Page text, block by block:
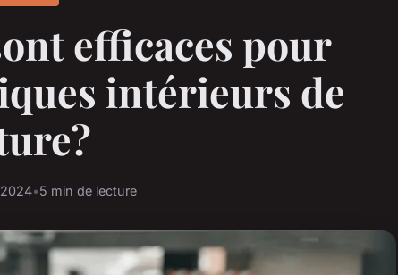
efficaces pour
intérieurs de
•5 min de lecture